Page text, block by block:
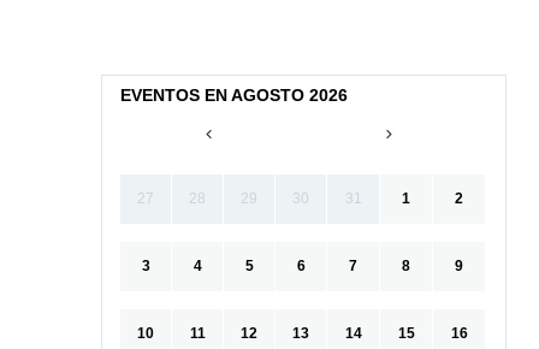
EVENTOS EN AGOSTO 2026
27 28 29 30 31 1 2
3 4 5 6 7 8 9
10 11 12 13 14 15 16